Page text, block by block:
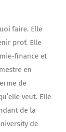
faire. Elle
prof. Elle
finance et
en
de
veut. Elle
de la
de